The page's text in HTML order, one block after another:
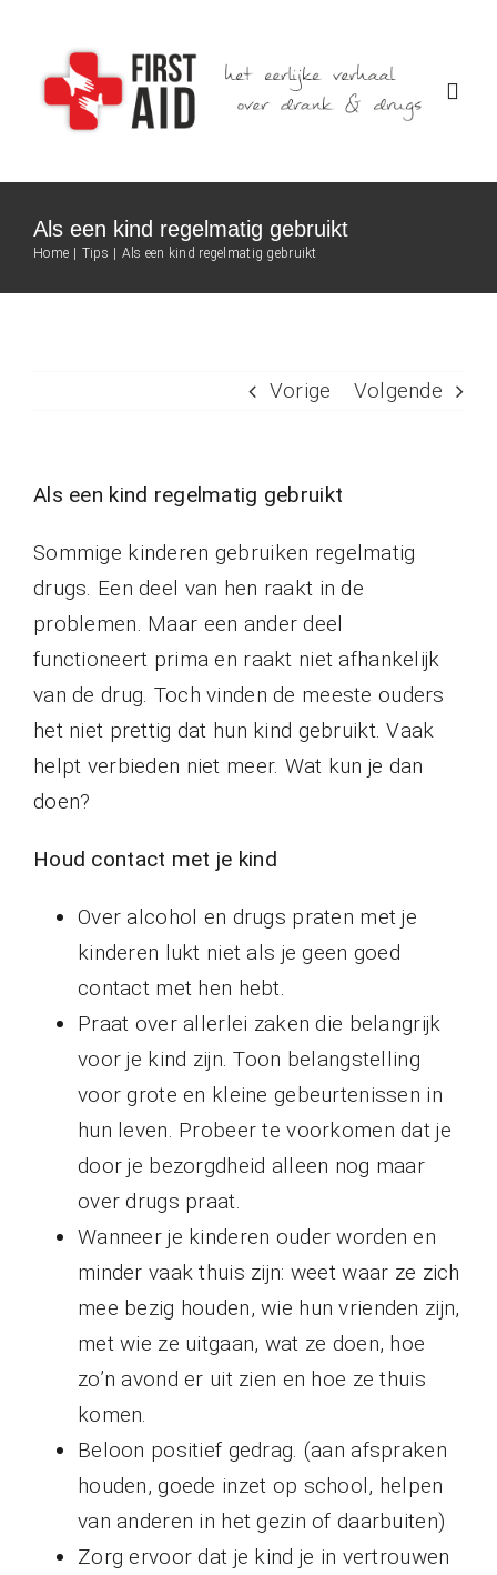
inhoud
Home Firstaiddd
Diensten
Nieuws
Contact
Als een kind regelmatig gebruikt
Home Tips Als een kind regelmatig gebruikt
Vorige Volgende
Als een kind regelmatig gebruikt
Sommige kinderen gebruiken regelmatig
drugs. Een deel van hen raakt in de
problemen. Maar een ander deel
functioneert prima en raakt niet afhankelijk
van de drug. Toch vinden de meeste ouders
het niet prettig dat hun kind gebruikt. Vaak
helpt verbieden niet meer. Wat kun je dan
doen?
Houd contact met je kind
Over alcohol en drugs praten met je
kinderen lukt niet als je geen goed
contact met hen hebt.
Praat over allerlei zaken die belangrijk
voor je kind zijn. Toon belangstelling
voor grote en kleine gebeurtenissen in
hun leven. Probeer te voorkomen dat je
door je bezorgdheid alleen nog maar
over drugs praat.
Wanneer je kinderen ouder worden en
minder vaak thuis zijn: weet waar ze zich
mee bezig houden, wie hun vrienden zijn,
met wie ze uitgaan, wat ze doen, hoe
zo’n avond er uit zien en hoe ze thuis
komen.
Beloon positief gedrag. (aan afspraken
houden, goede inzet op school, helpen
van anderen in het gezin of daarbuiten)
Zorg ervoor dat je kind je in vertrouwen